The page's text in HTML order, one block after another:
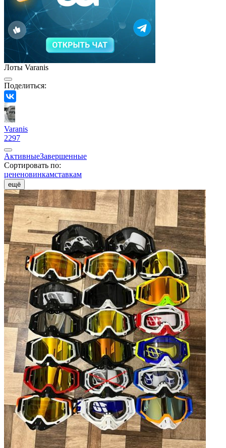
Лоты Varanis
Поделиться:
Varanis
2297
АктивныеЗавершенные
Сортировать по:
цененовинкамставкам
ещё